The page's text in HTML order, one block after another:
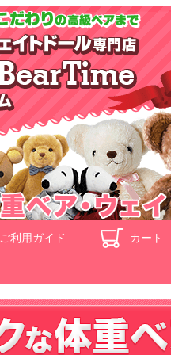
ご利用ガイド カート